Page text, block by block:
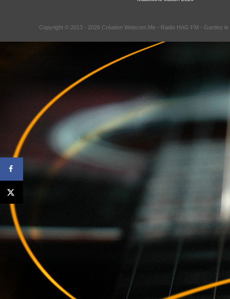
Copyright © 2013 - 2026 Création Webcom.Me - Radio HAG FM - Gardez le